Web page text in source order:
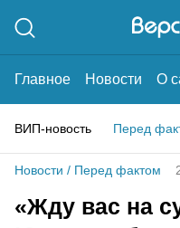
Главное Новости О
ВИП-новость Перед
Новости / Перед фактом
«Жду вас на